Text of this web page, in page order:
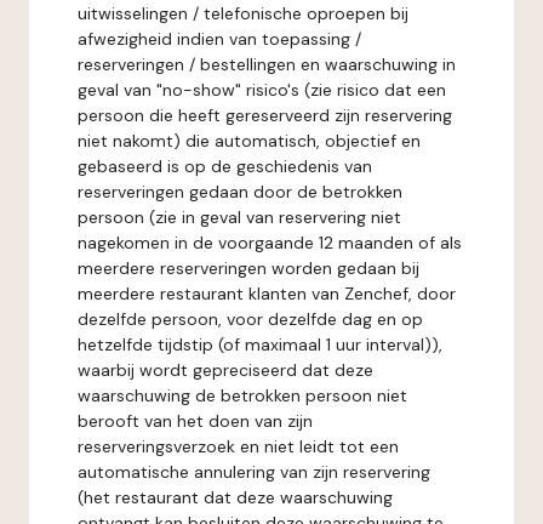
uitwisselingen / telefonische oproepen bij
afwezigheid indien van toepassing /
reserveringen / bestellingen en waarschuwing in
geval van "no-show" risico's (zie risico dat een
persoon die heeft gereserveerd zijn reservering
niet nakomt) die automatisch, objectief en
gebaseerd is op de geschiedenis van
reserveringen gedaan door de betrokken
persoon (zie in geval van reservering niet
nagekomen in de voorgaande 12 maanden of als
meerdere reserveringen worden gedaan bij
meerdere restaurant klanten van Zenchef, door
dezelfde persoon, voor dezelfde dag en op
hetzelfde tijdstip (of maximaal 1 uur interval)),
waarbij wordt gepreciseerd dat deze
waarschuwing de betrokken persoon niet
berooft van het doen van zijn
reserveringsverzoek en niet leidt tot een
automatische annulering van zijn reservering
(het restaurant dat deze waarschuwing